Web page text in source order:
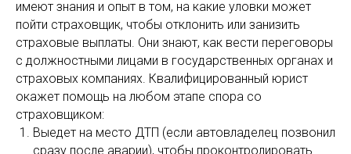
имеют знания и опыт в том, на какие уловки может
пойти страховщик, чтобы отклонить или занизить
страховые выплаты. Они знают, как вести переговоры
с должностными лицами в государственных органах и
страховых компаниях. Квалифицированный юрист
окажет помощь на любом этапе спора со
страховщиком:
Выедет на место ДТП (если автовладелец позвонил
сразу после аварии), чтобы проконтролировать